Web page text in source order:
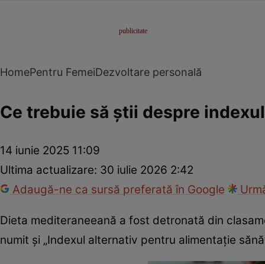
HomePentru FemeiDezvoltare personală
Ce trebuie să știi despre
14 iunie 2025 11:09
Ultima actualizare: 30 iulie 2026 2:42
Adaugă-ne ca sursă preferată în Google
Dieta mediteraneeană a fost detronată din
numit și „Indexul alternativ pentru alimentație